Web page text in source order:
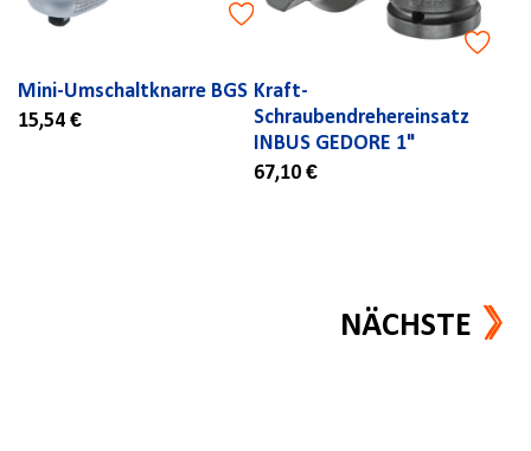
Mini-Umschaltknarre BGS
15,54 €
Kraft-
Schraubendrehereinsatz
INBUS GEDORE 1"
67,10 €
NÄCHSTE